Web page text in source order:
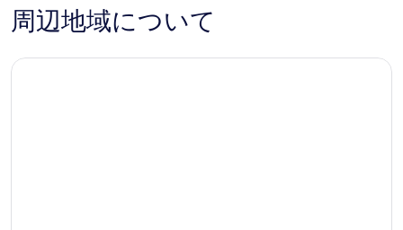
ウ
ン
ウ
コ
ミ周辺地域について